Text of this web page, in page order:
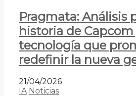
Pragmata: Análisis
historia de Capcom
tecnología que
redefinir la nueva
21/04/2026
IA Noticias